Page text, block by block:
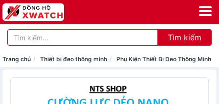
Tìm kiếm
Trang chủ Thiết bị đeo thông minh Phụ Kiện Thiết Bị Đeo Thông Minh